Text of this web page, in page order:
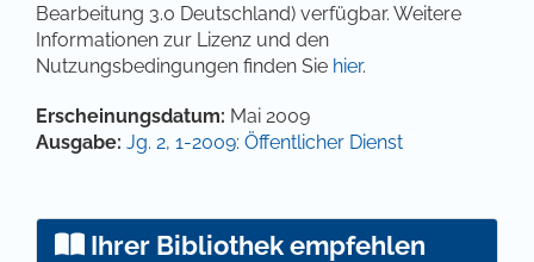
Bearbeitung 3.0 Deutschland) verfügbar. Weitere
Informationen zur Lizenz und den
Nutzungsbedingungen finden Sie hier.
Artikel-Details
Erscheinungsdatum: Mai 2009
Ausgabe: Jg. 2, 1-2009: Öffentlicher Dienst
Ihrer Bibliothek empfehlen